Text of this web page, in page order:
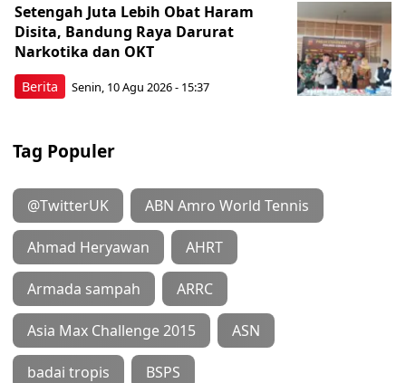
Berita
Setengah Juta Lebih Obat Haram
Disita, Bandung Raya Darurat
Narkotika dan OKT
Senin, 10 Agu 2026 - 15:37
Tag Populer
@TwitterUK ABN Amro World Tennis
Ahmad Heryawan AHRT
Armada sampah ARRC
Asia Max Challenge 2015 ASN
badai tropis BSPS